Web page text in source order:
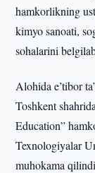
hamkorlikning
kimyo sanoati,
sohalarini
Alohida e’tibor
Toshkent
Education”
Texnologiyalar
muhokama